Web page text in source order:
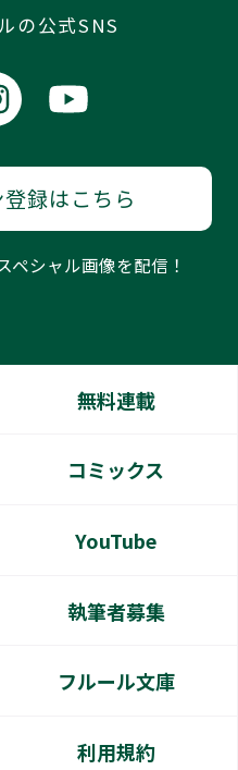
の公式SNS
録はこちら
ペシャル画像を配信！
無料連載
コミックス
YouTube
執筆者募集
フルール文庫
利用規約